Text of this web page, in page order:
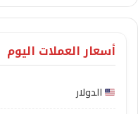
أسعار العملات اليوم
الدولار